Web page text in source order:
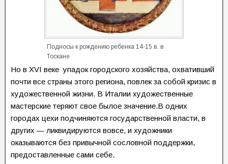
Подносы к рождению ребенка 14-15 в. в
Тоскане
Но в XVI веке упадок городского хозяйства, охвативший
почти все страны этого региона, повлек за собой кризис в
художественной жизни. В Италии художественные
мастерские теряют свое былое значение.В одних
городах цехи подчиняются государственной власти, в
других — ликвидируются вовсе, и художники
оказываются без привычной сословной поддержки,
предоставленные сами себе.